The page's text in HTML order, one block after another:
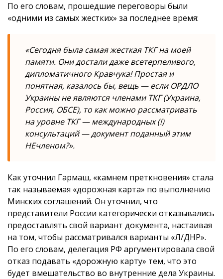
По его словам, прошедшие переговоры были
«одними из самых жестких» за последнее время:
«Сегодня была самая жесткая ТКГ на моей
памяти. Они достали даже всетерпеливого,
дипломатичного Кравчука! Простая и
понятная, казалось бы, вещь — если ОРДЛО
Украины не являются членами ТКГ (Украина,
Россия, ОБСЕ), то как можно рассматривать
на уровне ТКГ — международных (!)
консультаций — документ поданный этим
НЕчленом?».
Как уточнил Гармаш, «камнем преткновения» стала
так называемая «дорожная карта» по выполнению
Минских соглашений. Он уточнил, что
представители России категорически отказывались
предоставлять свой вариант документа, настаивая
на том, чтобы рассматривался варианты «Л/ДНР».
По его словам, делегация РФ аргументировала свой
отказ подавать «дорожную карту» тем, что это
будет вмешательство во внутренние дела Украины.